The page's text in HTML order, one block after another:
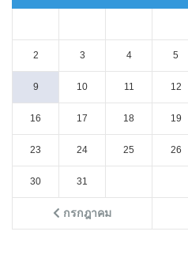
กรกฎาคม
2 3 4 5
9 10 11 12
16 17 18 19
23 24 25 26
30 31